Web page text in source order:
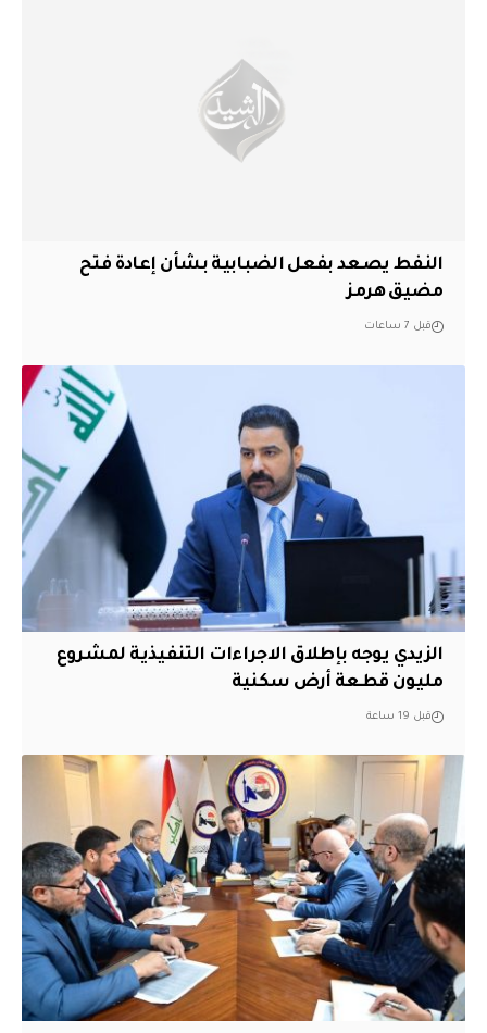
النفط يصعد بفعل الضبابية بشأن إعادة فتح
مضيق هرمز
قبل 7 ساعات
الزيدي يوجه بإطلاق الاجراءات التنفيذية لمشروع
مليون قطعة أرض سكنية
قبل 19 ساعة